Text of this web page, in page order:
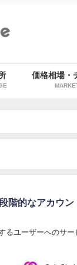
価格相場・
階的なアカウン
るユーザーへのサー